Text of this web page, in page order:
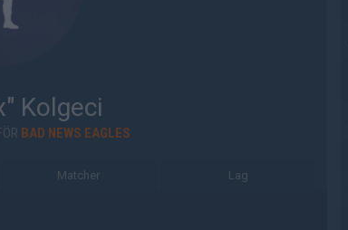
Kolgeci
BAD NEWS EAGLES
Matcher Lag